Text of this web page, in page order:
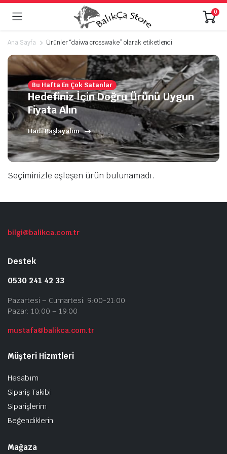
0
Ana Sayfa Ürünler “daiwa crosswake” olarak etiketlendi
Bu Hafta En Çok Satanlar
Hedefiniz İçin Doğru Ürünü Uygun
Fiyata Alın
Hadi Başlayalım
Seçiminizle eşleşen ürün bulunamadı.
bilgi@balikca.com.tr
Destek
0530 241 42 33
Pazartesi – Cumartesi: 9:00-21:00
Pazar: 10:00 – 19:00
mustafa@balikca.com.tr
Müşteri Hizmtleri
Hesabım
Sipariş Takibi
Siparişlerim
Beğendiklerin
Mağaza